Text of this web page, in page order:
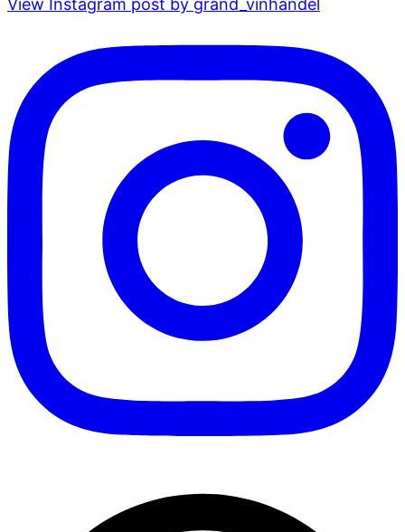
View Instagram post by grand_vinhandel